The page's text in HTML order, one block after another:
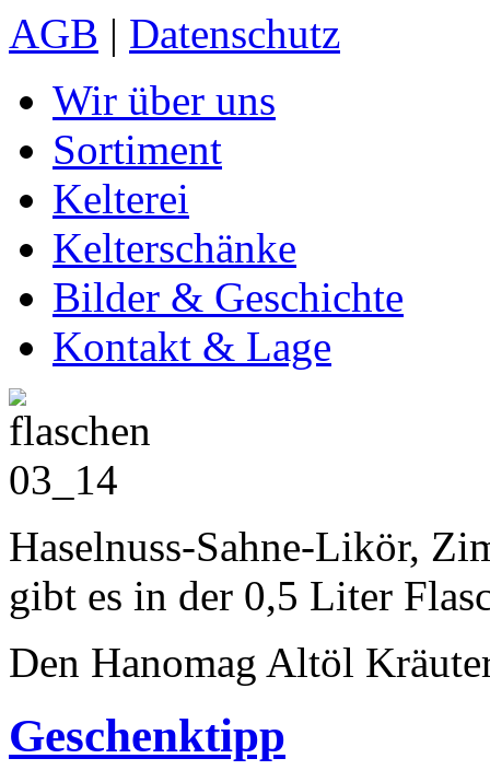
AGB | Datenschutz
Wir über uns
Sortiment
Kelterei
Kelterschänke
Bilder & Geschichte
Kontakt & Lage
Haselnuss-Sahne-Likör,
gibt es in der 0,5 Liter
Den Hanomag Altöl
Geschenktipp